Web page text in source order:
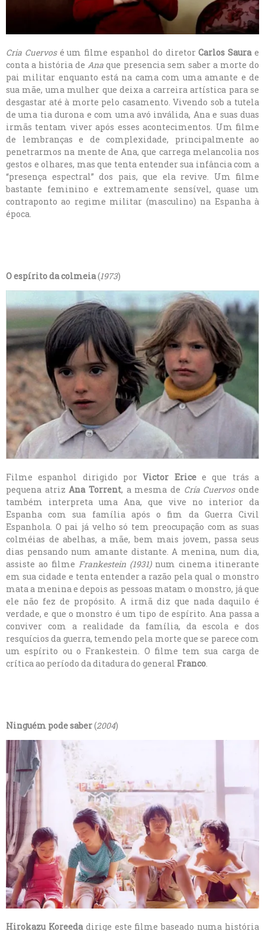
Cria Cuervosé um filme espanhol do diretorCarlos Saurae
conta a história deAna que presencia sem saber a morte do
pai militar enquanto está na cama com uma amante e de
sua mãe, uma mulher que deixa a carreira artística para se
desgastar até à morte pelo casamento. Vivendo sob a tutela
de uma tia durona e com uma avó inválida, Ana e suas duas
irmãs tentam viver após esses acontecimentos. Um filme
de lembranças e de complexidade, principalmente ao
penetrarmos na mente de Ana, que carrega melancolia nos
gestos e olhares, mas que tenta entender sua infância com a
“presença espectral” dos pais, que ela revive. Um filme
bastante feminino e extremamente sensível, quase um
contraponto ao regime militar (masculino) na Espanha à
época.
O espírito da colmeia(1973)
Filme espanhol dirigido porVictor Ericee que trás a
pequena atrizAna Torrent, a mesma de Cría Cuervosonde
também interpreta uma Ana, que vive no interior da
Espanha com sua família após o fim da Guerra Civil
Espanhola. O pai já velho só tem preocupação com as suas
colméias de abelhas, a mãe, bem mais jovem, passa seus
dias pensando num amante distante. A menina, num dia,
assiste ao filme Frankestein (1931)num cinema itinerante
em sua cidade e tenta entender a razão pela qual o monstro
mata a menina e depois as pessoas matam o monstro, já que
ele não fez de propósito. A irmã diz que nada daquilo é
verdade, e que o monstro é um tipo de espírito. Ana passa a
conviver com a realidade da família, da escola e dos
resquícios da guerra, temendo pela morte que se parece com
um espírito ou o Frankestein. O filme tem sua carga de
crítica ao período da ditadura do general Franco.
Ninguém pode saber(2004)
Hirokazu Koreedadirige este filme baseado numa história